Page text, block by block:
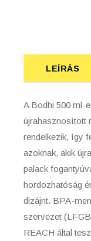
LEÍRÁS
A Bodhi 500 ml-
újrahasznosított
rendelkezik, így
azoknak, akik
palack
hordozhatóság
dizájnt. BPA-
szervezet
REACH által